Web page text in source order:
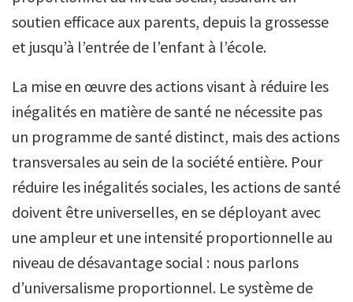
soutien efficace aux parents, depuis la grossesse
et jusqu’à l’entrée de l’enfant à l’école.
La mise en œuvre des actions visant à réduire les
inégalités en matière de santé ne nécessite pas
un programme de santé distinct, mais des actions
transversales au sein de la société entière. Pour
réduire les inégalités sociales, les actions de santé
doivent être universelles, en se déployant avec
une ampleur et une intensité proportionnelle au
niveau de désavantage social : nous parlons
d’universalisme proportionnel. Le système de